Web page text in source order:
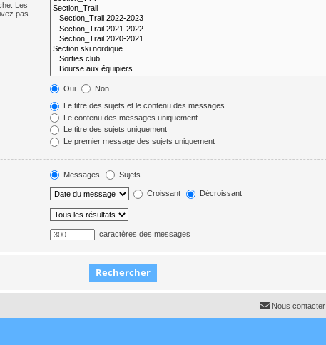
Les
pas
Oui Non
Le titre des sujets et le contenu des messages
Le contenu des messages uniquement
Le titre des sujets uniquement
Le premier message des sujets uniquement
Messages Sujets
Croissant Décroissant
caractères des messages
Nous contacter